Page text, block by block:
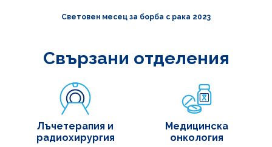
Световен месец за борба с рака 2023
Свързани отделения
Лъчетерапия и
радиохирургия
Медицинска
онкология